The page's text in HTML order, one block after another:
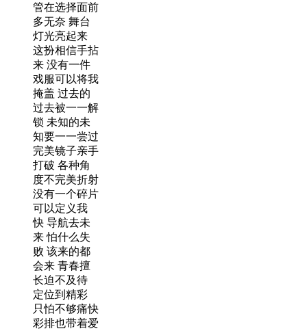
管在选择面前
多无奈 舞台
灯光亮起来
这扮相信手拈
来 没有一件
戏服可以将我
掩盖 过去的
过去被一一解
锁 未知的未
知要一一尝过
完美镜子亲手
打破 各种角
度不完美折射
没有一个碎片
可以定义我
快 导航去未
来 怕什么失
败 该来的都
会来 青春擅
长迫不及待
定位到精彩
只怕不够痛快
彩排也带着爱